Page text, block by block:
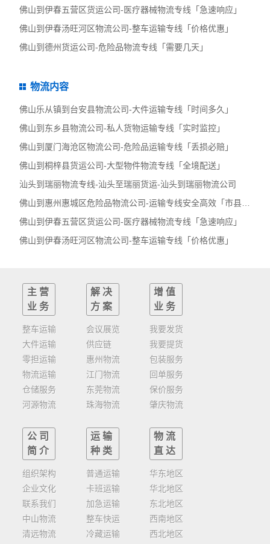
佛山到伊春五营区货运公司-医疗器械物流专线「急速响应」
佛山到伊春汤旺河区物流公司-整车运输专线「价格优惠」
佛山到德州货运公司-危险品物流专线「需要几天」
物流内容
佛山乐从镇到台安县物流公司-大件运输专线「时间多久」
佛山到东乡县物流公司-私人货物运输专线「实时监控」
佛山到厦门海沧区物流公司-危险品运输专线「丢损必赔」
佛山到桐梓县货运公司-大型物件物流专线「全境配送」
汕头到瑞丽物流专线-汕头至瑞丽货运-汕头到瑞丽物流公司
佛山到伊春五营区货运公司-医疗器械物流专线「急速响应」
佛山到伊春汤旺河区物流公司-整车运输专线「价格优惠」
主营
业务
整车运输
大件运输
零担运输
物流运输
仓储服务
河源物流
解决
方案
会议展览
供应链
惠州物流
江门物流
东莞物流
珠海物流
增值
业务
我要发货
我要提货
包装服务
回单服务
保价服务
肇庆物流
公司
简介
组织架构
企业文化
联系我们
中山物流
清远物流
运输
种类
普通运输
卡班运输
加急运输
整车快运
冷藏运输
物流
直达
华东地区
华北地区
东北地区
西南地区
西北地区